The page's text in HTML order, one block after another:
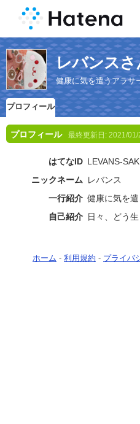
レバンス
健康に気を遣うアラサ
プロフィール
プロフィール 最終更新日: 2021/01/
はてなID LEVANS-
ニックネーム レバンス
一行紹介 健康に気を
自己紹介 日々、どう
ホーム - 利用規約 - プライバ